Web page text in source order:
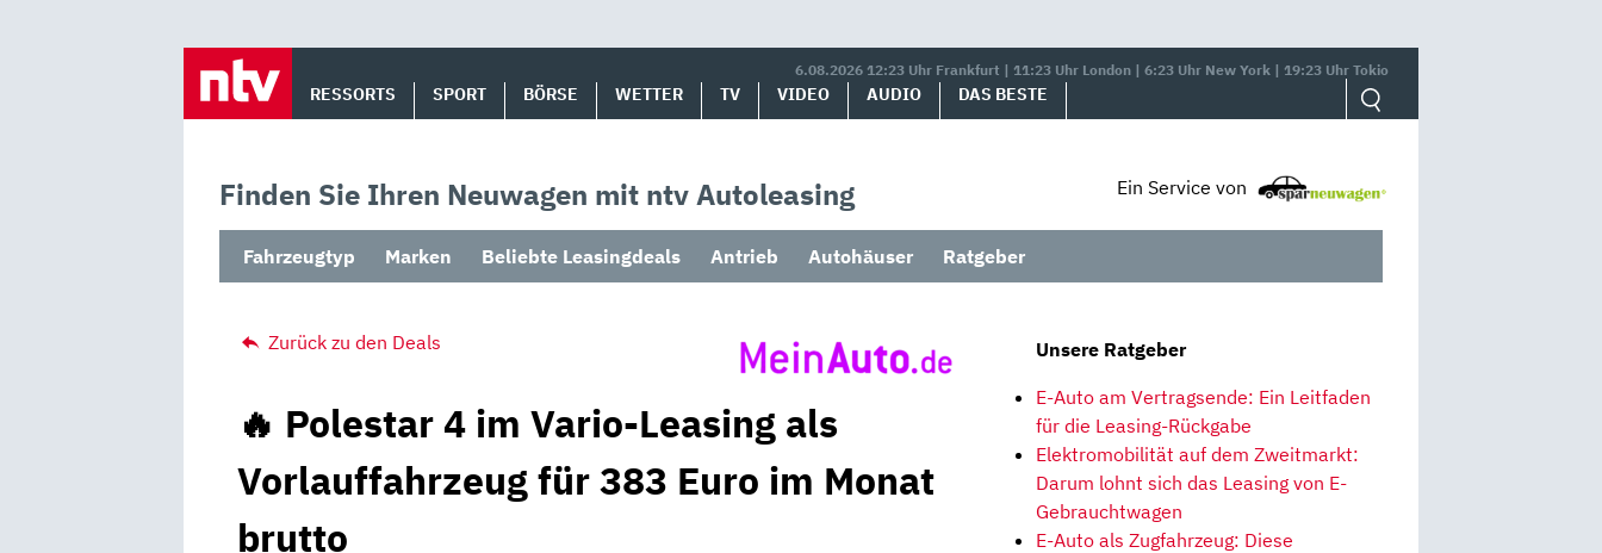
6.08.2026 12:23 Uhr Frankfurt | 11:23 Uhr London | 6:23 Uhr New York | 19:23 Uhr Tokio
RESSORTS SPORT BÖRSE WETTER TV VIDEO AUDIO DAS BESTE
Finden Sie Ihren Neuwagen mit ntv Autoleasing Ein Service von
Fahrzeugtyp Marken Beliebte Leasingdeals Antrieb Autohäuser Ratgeber
Zurück zu den Deals
🔥 Polestar 4 im Vario-Leasing als
Vorlauffahrzeug für 383 Euro im Monat
brutto
Unsere Ratgeber
E-Auto am Vertragsende: Ein Leitfaden
für die Leasing-Rückgabe
Elektromobilität auf dem Zweitmarkt:
Darum lohnt sich das Leasing von E-
Gebrauchtwagen
E-Auto als Zugfahrzeug: Diese